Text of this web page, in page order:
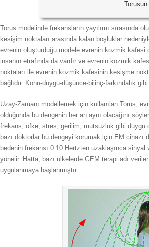
Torusun
Torus modelinde frekansların yayılımı sırasında
kesişim noktaları arasında kalan boşluklar
evrenin oluşturduğu modele evrenin kozmik
insanın etrafında da vardır ve evrenin kozmik
noktaları ile evrenin kozmik kafesinin kesişme
bağlıdır. Konu-duygu-düşünce-bilinç-farkındalık
Uzay-Zamanı modellemek için kullanılan Torus,
olduğunda bu dengenin her an aynı olacağını
frekans, öfke, stres, gerilim, mutsuzluk gibi duygu
bazı doktorlar bu dengeyi korumak için EM
bedenin frekansı 0.10 Hertzten uzaklaşınca
yönelir. Hatta, bazı ülkelerde GEM terapi adı
uygulanmaya başlanmıştır.